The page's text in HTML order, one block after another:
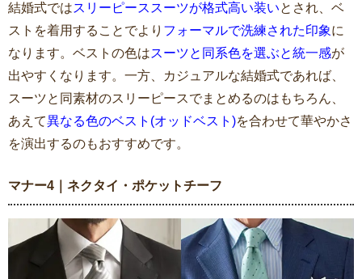
結婚式ではスリーピーススーツが格式高い装いとされ、ベ
ストを着用することでより フォーマルで洗練された印象に
なります。ベストの色はスーツと同系色を選ぶと統一感が
出やすくなります。一方、カジュアルな結婚式であれば、
スーツと同素材のスリーピースでまとめるのはもちろん、
あえて異なる色のベスト(オッドベスト)を合わせて華やかさ
を演出するのもおすすめです。
マナー4｜ネクタイ・ポケットチーフ